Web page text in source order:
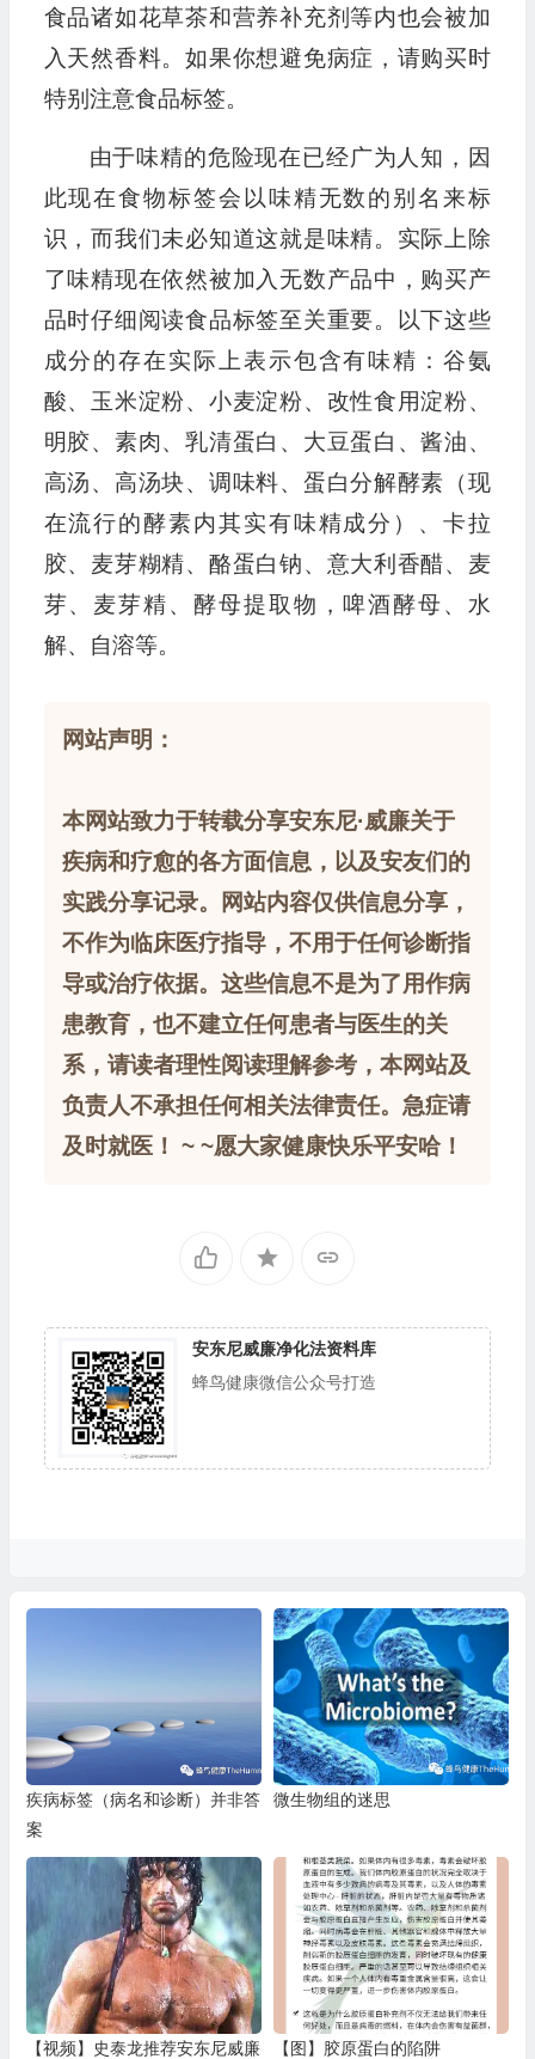
食品诸如花草茶和营养补充剂等内也会被加
入天然香料。如果你想避免病症，请购买时
特别注意食品标签。
由于味精的危险现在已经广为人知，因
此现在食物标签会以味精无数的别名来标
识，而我们未必知道这就是味精。实际上除
了味精现在依然被加入无数产品中，购买产
品时仔细阅读食品标签至关重要。以下这些
成分的存在实际上表示包含有味精：谷氨
酸、玉米淀粉、小麦淀粉、改性食用淀粉、
明胶、素肉、乳清蛋白、大豆蛋白、酱油、
高汤、高汤块、调味料、蛋白分解酵素（现
在流行的酵素内其实有味精成分）、卡拉
胶、麦芽糊精、酪蛋白钠、意大利香醋、麦
芽、麦芽精、酵母提取物，啤酒酵母、水
解、自溶等。
网站声明：
本网站致力于转载分享安东尼·威廉关于
疾病和疗愈的各方面信息，以及安友们的
实践分享记录。网站内容仅供信息分享，
不作为临床医疗指导，不用于任何诊断指
导或治疗依据。这些信息不是为了用作病
患教育，也不建立任何患者与医生的关
系，请读者理性阅读理解参考，本网站及
负责人不承担任何相关法律责任。急症请
及时就医！ ~ ~愿大家健康快乐平安哈！
安东尼威廉净化法资料库
蜂鸟健康微信公众号打造
疾病标签（病名和诊断）并非答
案
微生物组的迷思
【视频】史泰龙推荐安东尼威廉
【图】胶原蛋白的陷阱